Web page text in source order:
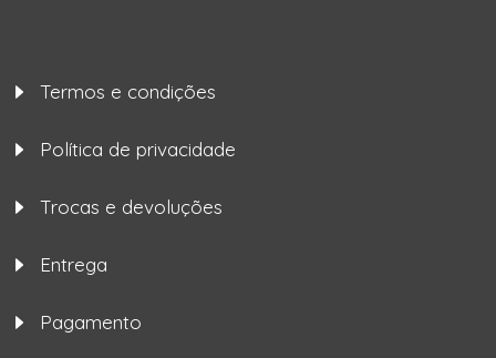
Termos e condições
Política de privacidade
Trocas e devoluções
Entrega
Pagamento